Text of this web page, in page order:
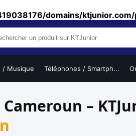
domains/
/ Musique Téléphones / Smartph...
–